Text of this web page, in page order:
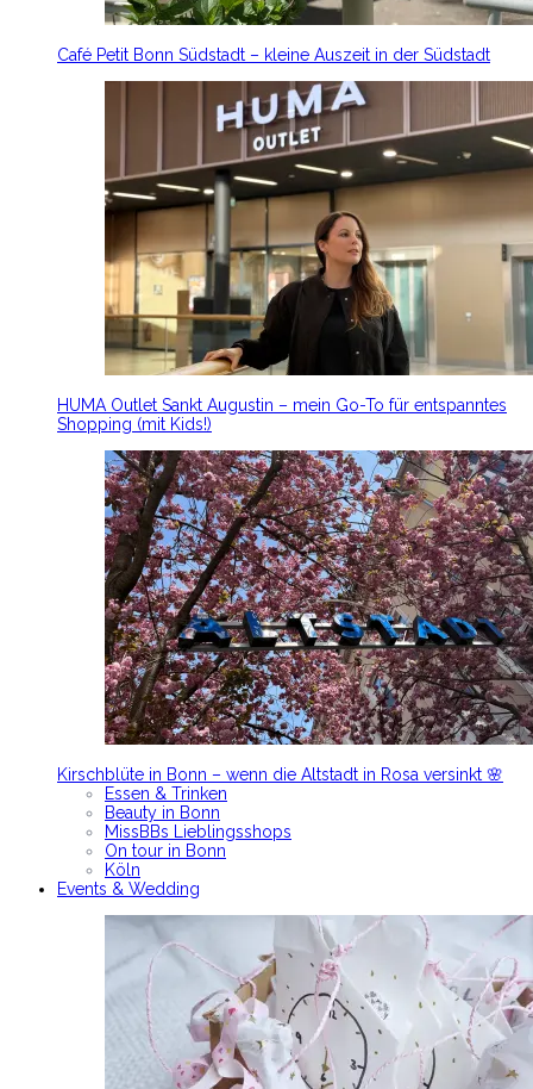
Café Petit Bonn Südstadt – kleine Auszeit in der Südstadt
HUMA Outlet Sankt Augustin – mein Go-To für entspanntes
Shopping (mit Kids!)
Kirschblüte in Bonn – wenn die Altstadt in Rosa versinkt 🌸
Essen & Trinken
Beauty in Bonn
MissBBs Lieblingsshops
On tour in Bonn
Köln
Events & Wedding